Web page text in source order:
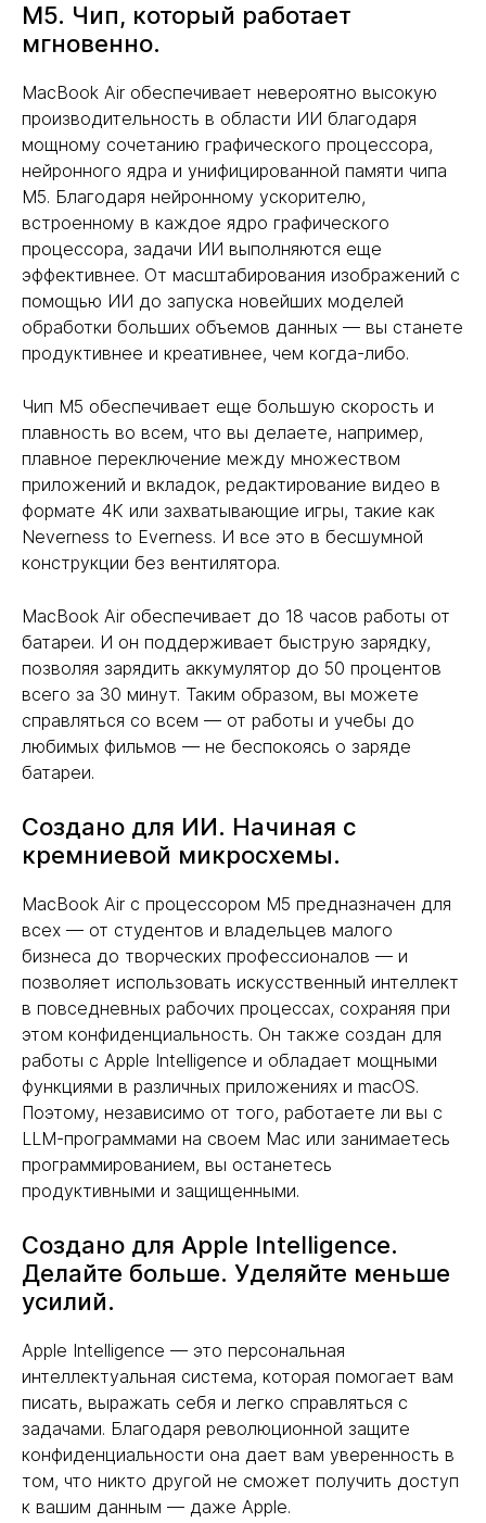
M5. Чип, который работает
мгновенно.
MacBook Air обеспечивает невероятно высокую
производительность в области ИИ благодаря
мощному сочетанию графического процессора,
нейронного ядра и унифицированной памяти чипа
M5. Благодаря нейронному ускорителю,
встроенному в каждое ядро графического
процессора, задачи ИИ выполняются еще
эффективнее. От масштабирования изображений с
помощью ИИ до запуска новейших моделей
обработки больших объемов данных — вы станете
продуктивнее и креативнее, чем когда-либо.
Чип M5 обеспечивает еще большую скорость и
плавность во всем, что вы делаете, например,
плавное переключение между множеством
приложений и вкладок, редактирование видео в
формате 4K или захватывающие игры, такие как
Neverness to Everness. И все это в бесшумной
конструкции без вентилятора.
MacBook Air обеспечивает до 18 часов работы от
батареи. И он поддерживает быструю зарядку,
позволяя зарядить аккумулятор до 50 процентов
всего за 30 минут. Таким образом, вы можете
справляться со всем — от работы и учебы до
любимых фильмов — не беспокоясь о заряде
батареи.
Создано для ИИ. Начиная с
кремниевой микросхемы.
MacBook Air с процессором M5 предназначен для
всех — от студентов и владельцев малого
бизнеса до творческих профессионалов — и
позволяет использовать искусственный интеллект
в повседневных рабочих процессах, сохраняя при
этом конфиденциальность. Он также создан для
работы с Apple Intelligence и обладает мощными
функциями в различных приложениях и macOS.
Поэтому, независимо от того, работаете ли вы с
LLM-программами на своем Mac или занимаетесь
программированием, вы останетесь
продуктивными и защищенными.
Создано для Apple Intelligence.
Делайте больше. Уделяйте меньше
усилий.
Apple Intelligence — это персональная
интеллектуальная система, которая помогает вам
писать, выражать себя и легко справляться с
задачами. Благодаря революционной защите
конфиденциальности она дает вам уверенность в
том, что никто другой не сможет получить доступ
к вашим данным — даже Apple.